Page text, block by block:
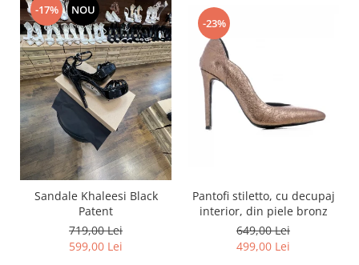
-17% NOU
Sandale Khaleesi Black
Patent
719,00 Lei
599,00 Lei
-23%
Pantofi stiletto, cu decupaj
interior, din piele bronz
649,00 Lei
499,00 Lei